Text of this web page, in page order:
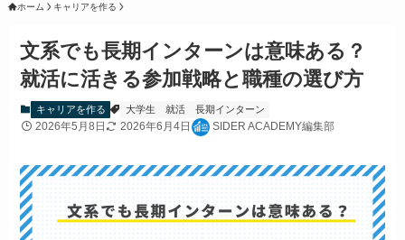
ホーム キャリアを作る
文系でも長期インターンは意味ある？
就活に活きる参加戦略と職種の選び方
キャリアを作る 大学生 就活 長期インターン
2026年5月8日 2026年6月4日 SIDER ACADEMY編集部